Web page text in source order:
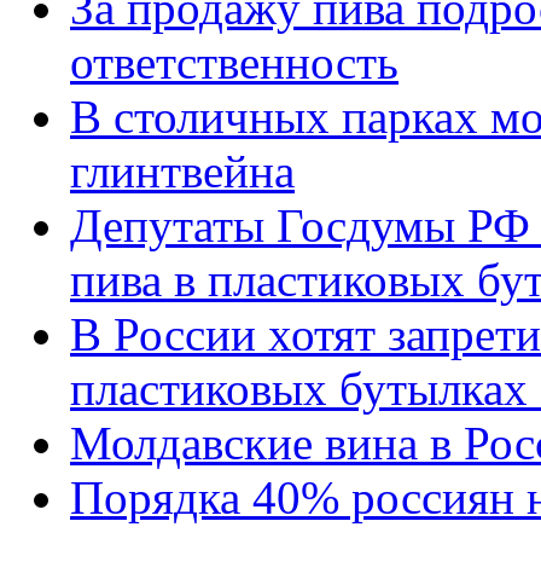
ответственность
В столичных парках
глинтвейна
Депутаты Госдумы РФ
пива в пластиковых
В России хотят
пластиковых
Молдавские вина в
Порядка 40% россиян